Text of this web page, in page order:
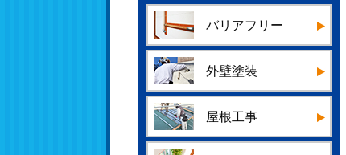
バリアフリー
外壁塗装
屋根工事